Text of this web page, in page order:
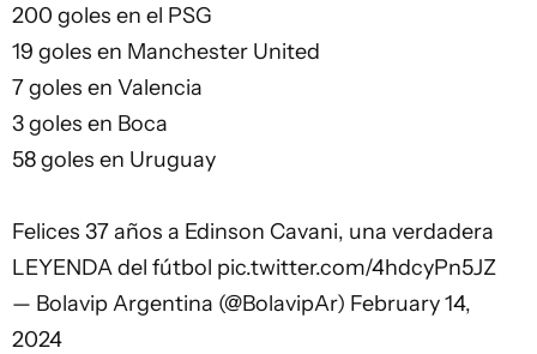
200 goles en el PSG
19 goles en Manchester United
7 goles en Valencia
3 goles en Boca
58 goles en Uruguay
Felices 37 años a Edinson Cavani, una verdadera
LEYENDA del fútbol pic.twitter.com/4hdcyPn5JZ
— Bolavip Argentina (@BolavipAr) February 14,
2024